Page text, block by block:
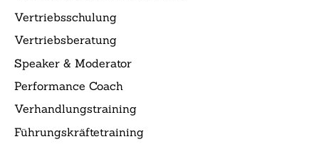
Vertriebsschulung
Vertriebsberatung
Speaker & Moderator
Performance Coach
Verhandlungstraining
Führungskräftetraining